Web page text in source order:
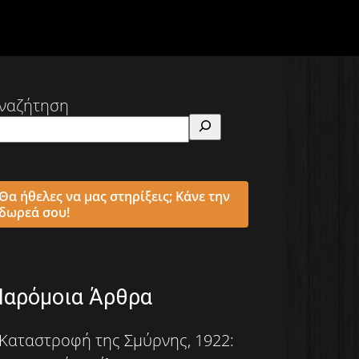
ήθελες να μας στηρίξεις; Κάνε την
σου!
Άρθρα
της Σμύρνης, 1922: